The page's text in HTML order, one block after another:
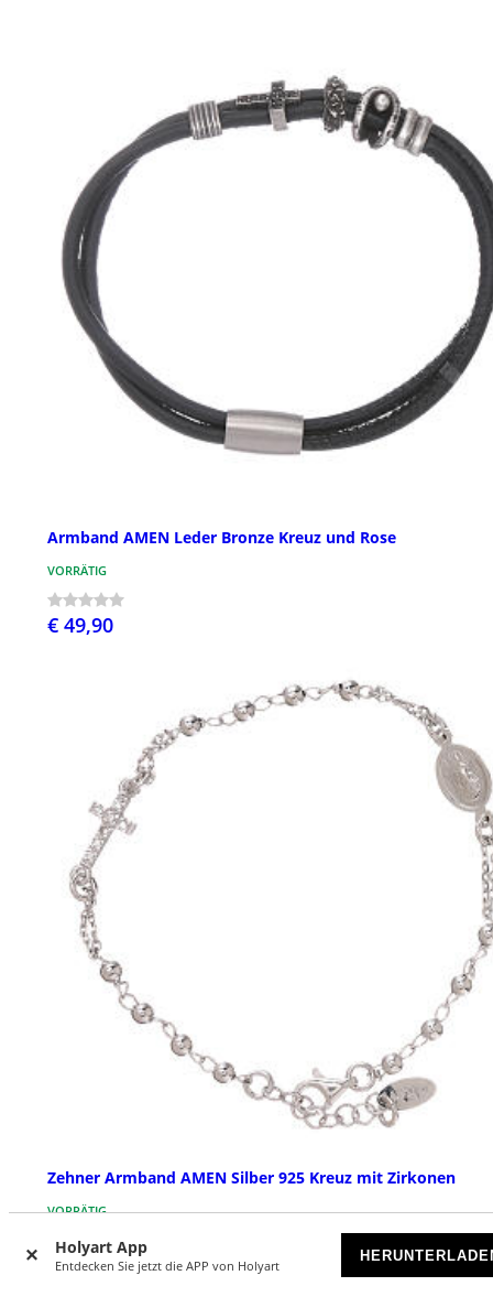
Holyart App
Entdecken Sie jetzt die APP von Holyart
Armband AMEN Leder Bronze Kreuz und Rose
VORRÄTIG
€ 49,90
Zehner Armband AMEN Silber 925 Kreuz mit Zirkonen
VORRÄTIG
€ 49,90